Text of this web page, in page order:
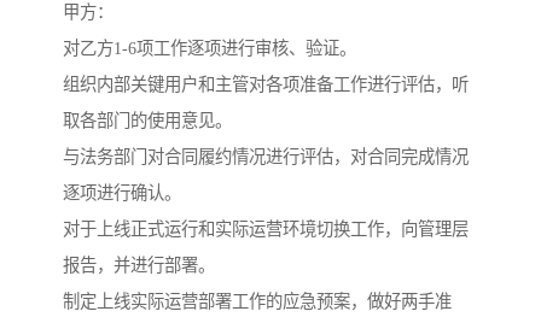
甲方：
对乙方1-6项工作逐项进行审核、验证。
组织内部关键用户和主管对各项准备工作进行评估，听
取各部门的使用意见。
与法务部门对合同履约情况进行评估，对合同完成情况
逐项进行确认。
对于上线正式运行和实际运营环境切换工作，向管理层
报告，并进行部署。
制定上线实际运营部署工作的应急预案，做好两手准